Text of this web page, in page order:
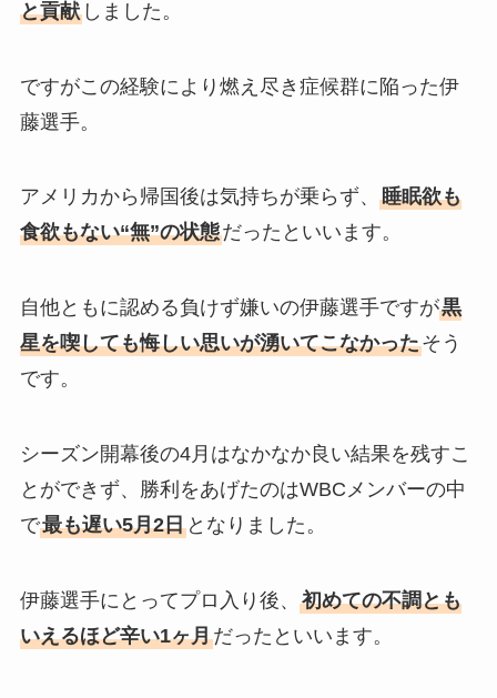
と貢献しました。
ですがこの経験により燃え尽き症候群に陥った伊
藤選手。
アメリカから帰国後は気持ちが乗らず、 睡眠欲も
食欲もない“無”の状態だったといいます。
自他ともに認める負けず嫌いの伊藤選手ですが黒
星を喫しても悔しい思いが湧いてこなかったそう
です。
シーズン開幕後の4月はなかなか良い結果を残すこ
とができず、勝利をあげたのはWBCメンバーの中
で最も遅い5月2日となりました。
伊藤選手にとってプロ入り後、 初めての不調とも
いえるほど辛い1ヶ月だったといいます。